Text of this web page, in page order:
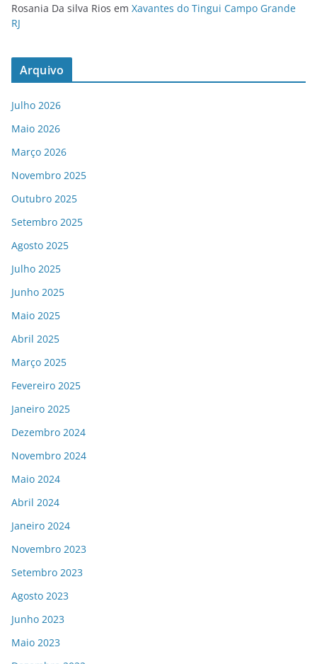
Rosania Da silva Rios em Xavantes do Tingui Campo Grande
RJ
Arquivo
Julho 2026
Maio 2026
Março 2026
Novembro 2025
Outubro 2025
Setembro 2025
Agosto 2025
Julho 2025
Junho 2025
Maio 2025
Abril 2025
Março 2025
Fevereiro 2025
Janeiro 2025
Dezembro 2024
Novembro 2024
Maio 2024
Abril 2024
Janeiro 2024
Novembro 2023
Setembro 2023
Agosto 2023
Junho 2023
Maio 2023